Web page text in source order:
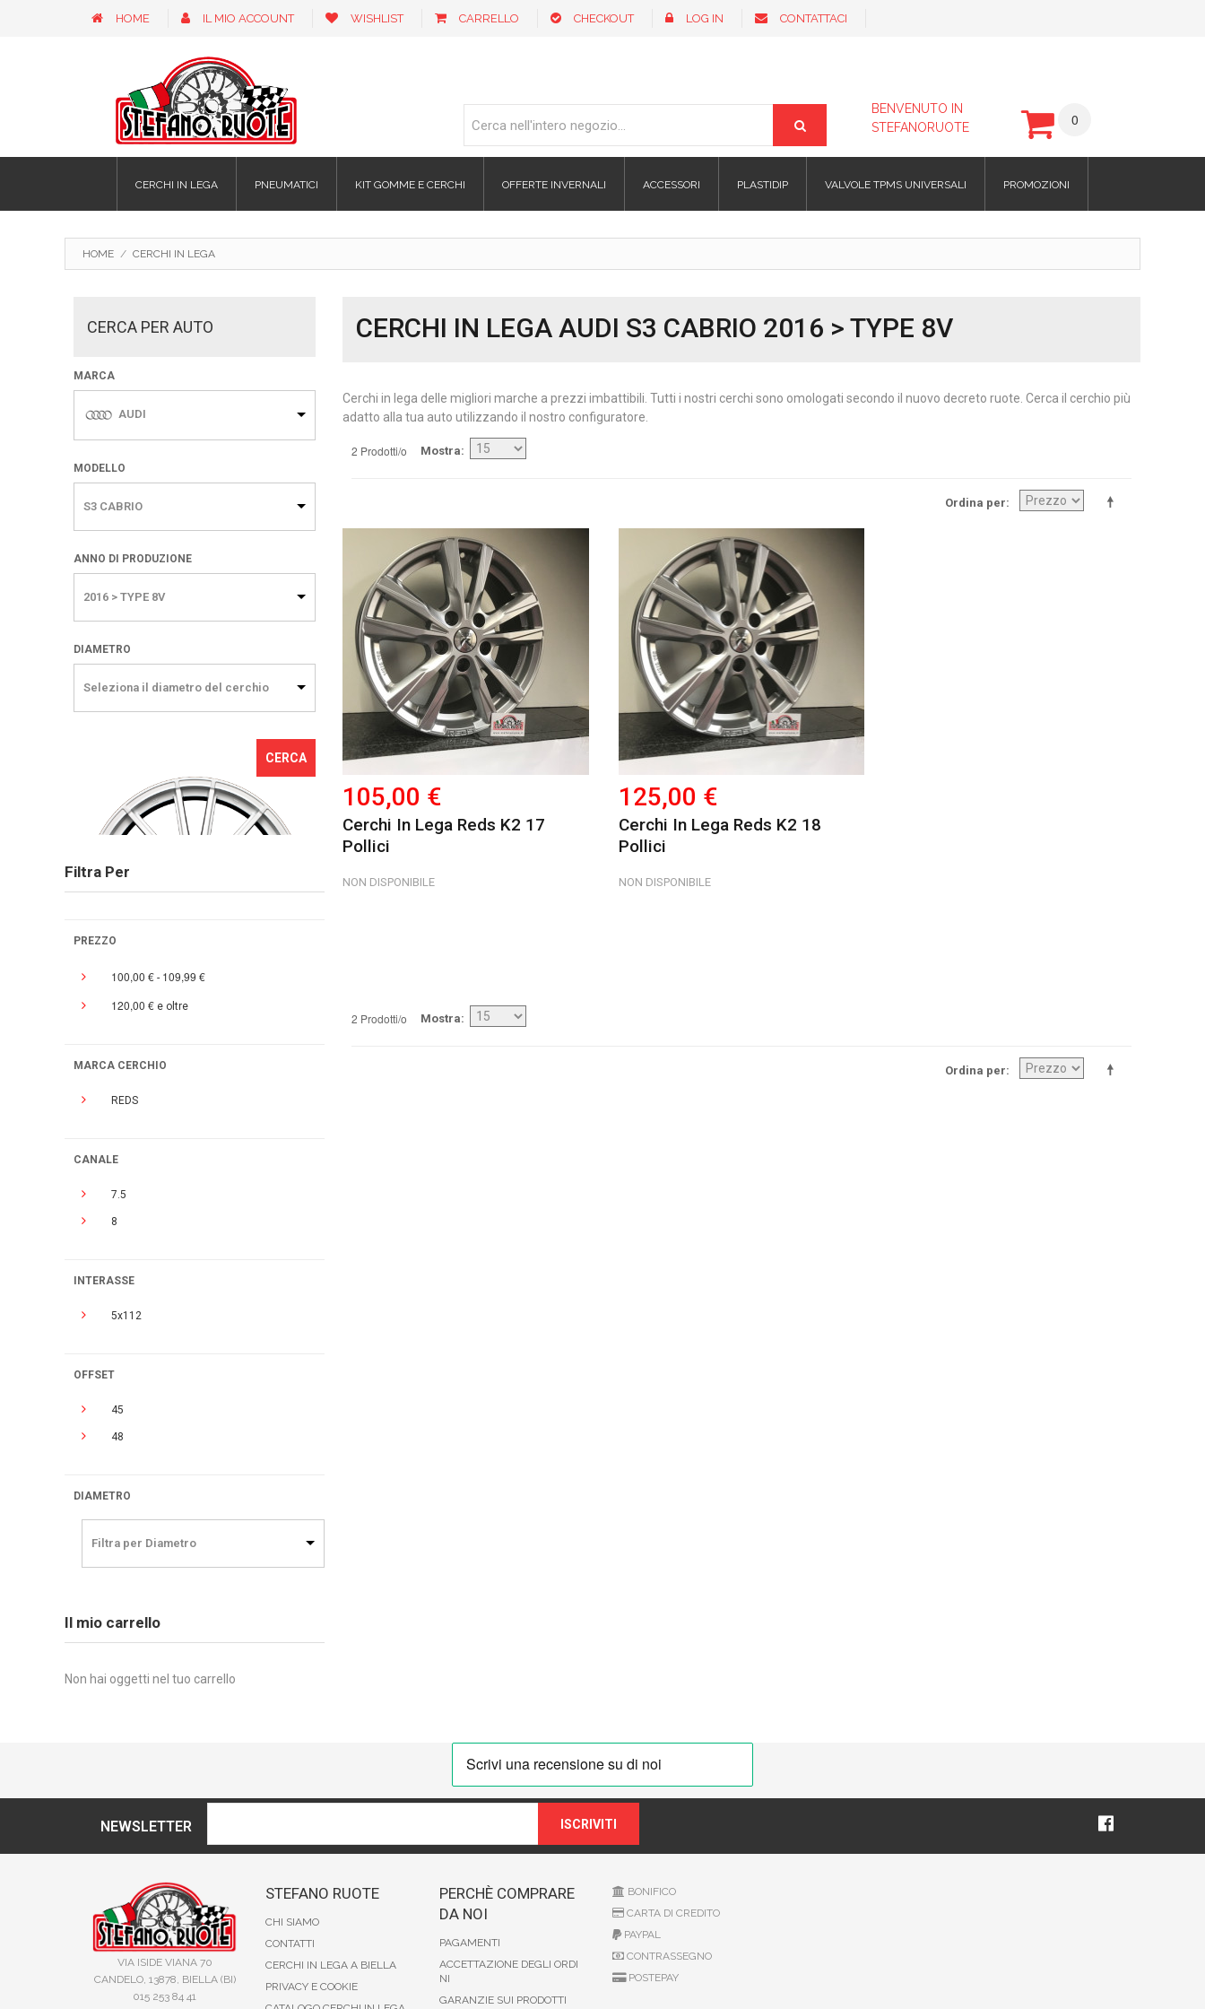
HOME IL MIO ACCOUNT WISHLIST CARRELLO CHECKOUT LOG IN CONTATTACI
BENVENUTO IN
STEFANORUOTE
0
CERCHI IN LEGA PNEUMATICI KIT GOMME E CERCHI OFFERTE INVERNALI ACCESSORI PLASTIDIP VALVOLE TPMS UNIVERSALI PROMOZIONI
HOME / CERCHI IN LEGA
CERCA PER AUTO
MARCA
AUDI
MODELLO
S3 CABRIO
ANNO DI PRODUZIONE
2016 > TYPE 8V
DIAMETRO
Seleziona il diametro del cerchio
CERCA
Filtra Per
PREZZO
100,00 € - 109,99 €
120,00 € e oltre
MARCA CERCHIO
REDS
CANALE
7.5
8
INTERASSE
5x112
OFFSET
45
48
DIAMETRO
Filtra per Diametro
CERCHI IN LEGA AUDI S3 CABRIO 2016 > TYPE 8V
Cerchi in lega delle migliori marche a prezzi imbattibili. Tutti i nostri cerchi sono omologati secondo il nuovo decreto ruote. Cerca il cerchio più
adatto alla tua auto utilizzando il nostro configuratore.
2 Prodotti/o Mostra
Ordina per
105,00 €
Cerchi In Lega Reds K2 17
Pollici
NON DISPONIBILE
125,00 €
Cerchi In Lega Reds K2 18
Pollici
NON DISPONIBILE
2 Prodotti/o Mostra
Ordina per
Il mio carrello
Non hai oggetti nel tuo carrello
NEWSLETTER ISCRIVITI
VIA ISIDE VIANA 70
CANDELO, 13878, BIELLA (BI)
015 253 84 41
STEFANO RUOTE
CHI SIAMO
CONTATTI
CERCHI IN LEGA A BIELLA
PRIVACY E COOKIE
PERCHÈ COMPRARE
DA NOI
PAGAMENTI
ACCETTAZIONE DEGLI ORDI
NI
GARANZIE SUI PRODOTTI
BONIFICO
CARTA DI CREDITO
PAYPAL
CONTRASSEGNO
POSTEPAY